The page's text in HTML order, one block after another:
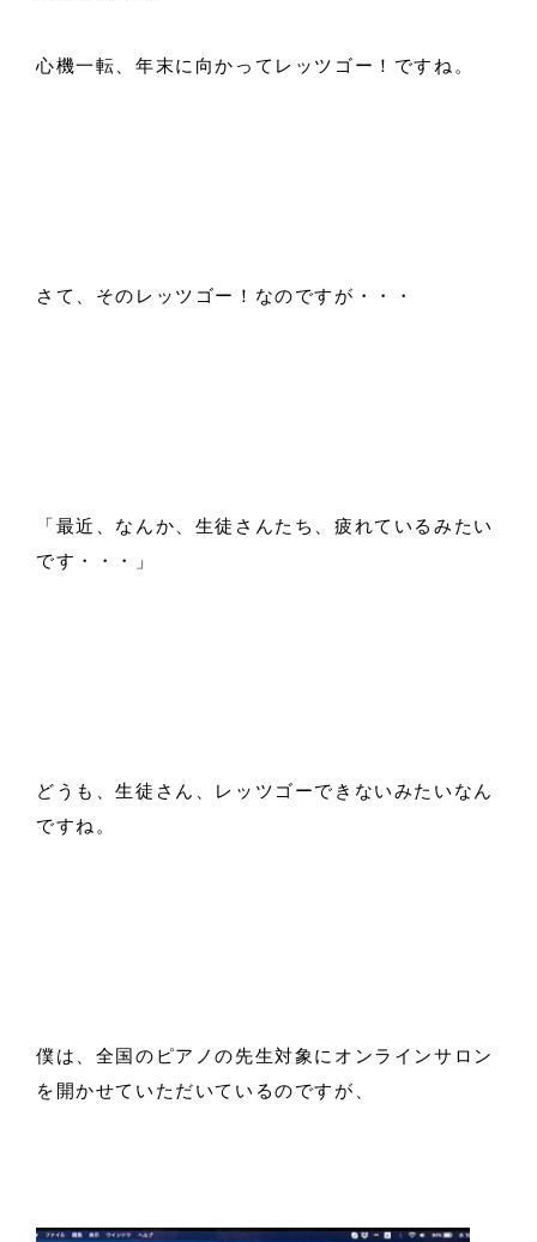
心機一転、年末に向かってレッツゴー！ですね。
さて、そのレッツゴー！なのですが・・・
「最近、なんか、生徒さんたち、疲れているみたい
です・・・」
どうも、生徒さん、レッツゴーできないみたいなん
ですね。
僕は、全国のピアノの先生対象にオンラインサロン
を開かせていただいているのですが、